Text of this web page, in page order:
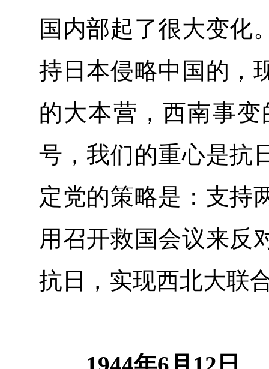
国内部起了很大变化
持日本侵略中国的，
的大本营，西南事
号，我们的重心是抗
定党的策略是：支持
用召开救国会议来反
抗日，实现西北大联